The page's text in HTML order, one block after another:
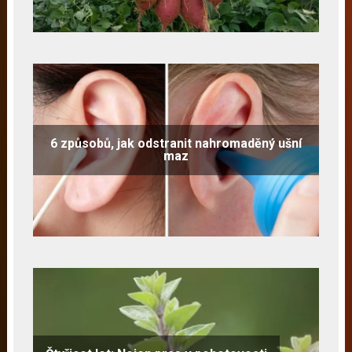
6 způsobů, jak odstranit nahromaděný ušní
maz